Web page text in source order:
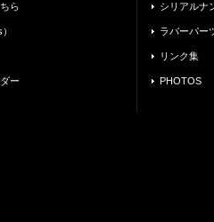
ら
ー
シリアルナ
ラバーパー
リンク集
PHOTOS